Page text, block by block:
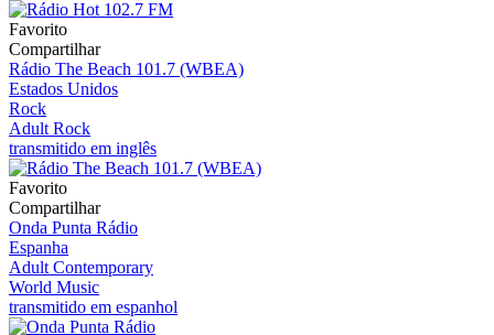
Favorito
Compartilhar
Rádio The Beach 101.7 (WBEA)
Estados Unidos
Rock
Adult Rock
transmitido em inglês
Favorito
Compartilhar
Onda Punta Rádio
Espanha
Adult Contemporary
World Music
transmitido em espanhol